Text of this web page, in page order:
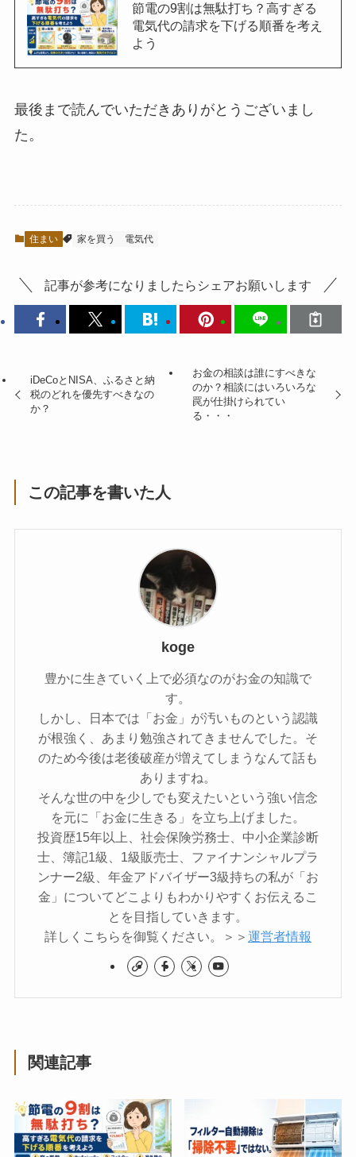
節電の9割は無駄打ち？高すぎる
電気代の請求を下げる順番を考え
よう
最後まで読んでいただきありがとうございまし
た。
住まい 家を買う 電気代
記事が参考になりましたらシェアお願いします
iDeCoとNISA、ふるさと納
税のどれを優先すべきなの
か？
お金の相談は誰にすべきな
のか？相談にはいろいろな
罠が仕掛けられてい
る・・・
この記事を書いた人
koge
豊かに生きていく上で必須なのがお金の知識で
す。
しかし、日本では「お金」が汚いものという認識
が根強く、あまり勉強されてきませんでした。そ
のため今後は老後破産が増えてしまうなんて話も
ありますね。
そんな世の中を少しでも変えたいという強い信念
を元に「お金に生きる」を立ち上げました。
投資歴15年以上、社会保険労務士、中小企業診断
士、簿記1級、1級販売士、ファイナンシャルプラ
ンナー2級、年金アドバイザー3級持ちの私が「お
金」についてどこよりもわかりやすくお伝えるこ
とを目指していきます。
詳しくこちらを御覧ください。＞＞ 運営者情報
関連記事